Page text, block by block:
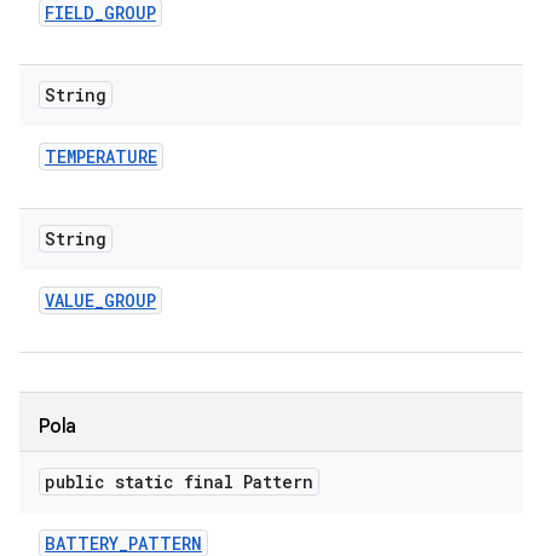
FIELD_GROUP
String
TEMPERATURE
String
VALUE_GROUP
Pola
public static final Pattern
BATTERY_PATTERN